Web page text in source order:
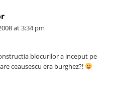
at 3:34 pm
blocurilor a inceput pe
ceausescu era burghez?!